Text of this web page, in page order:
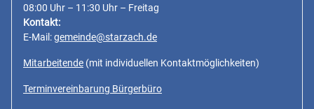
08:00 Uhr – 11:30 Uhr – Freitag
Kontakt:
E-Mail:gemeinde@starzach.de
Mitarbeitende (mit individuellen Kontaktmöglichkeiten)
Terminvereinbarung Bürgerbüro